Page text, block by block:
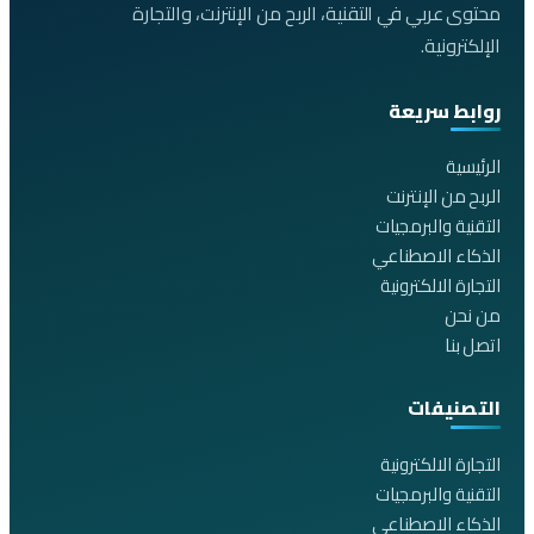
محتوى عربي في التقنية، الربح من الإنترنت، والتجارة
الإلكترونية.
روابط سريعة
الرئيسية
الربح من الإنترنت
التقنية والبرمجيات
الذكاء الاصطناعي
التجارة الالكترونية
من نحن
اتصل بنا
التصنيفات
التجارة الالكترونية
التقنية والبرمجيات
الذكاء الاصطناعي